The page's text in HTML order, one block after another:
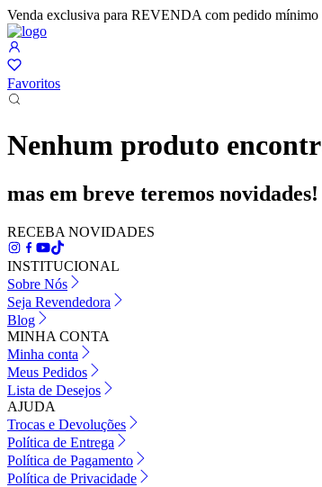
Venda exclusiva para REVENDA com pedido mínimo
Favoritos
Nenhum produto
mas em breve teremos novidades!
RECEBA NOVIDADES
INSTITUCIONAL
Sobre Nós
Seja Revendedora
Blog
MINHA CONTA
Minha conta
Meus Pedidos
Lista de Desejos
AJUDA
Trocas e Devoluções
Política de Entrega
Política de Pagamento
Política de Privacidade